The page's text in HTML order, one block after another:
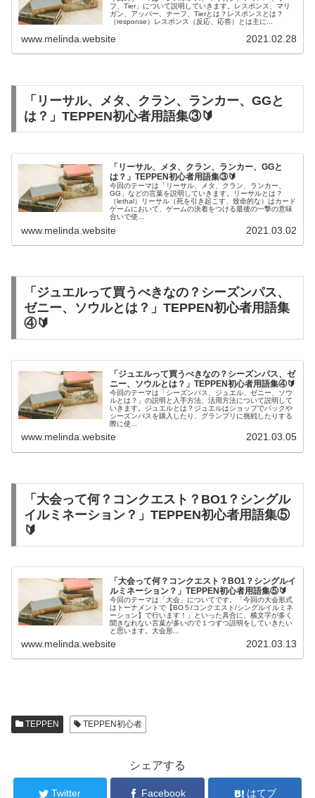
フ、Tier」について説明していきます。レスポンス、マリ
ガン、アッパー、ナーフ、Tierとは？レスポンスとは？
（response）レスポンス（反応、応答）とは主に...
www.melinda.website 2021.02.28
「リーサル、メタ、クラン、ランカー、GGと
は？」TEPPEN初心者用語集③🔰
「リーサル、メタ、クラン、ランカー、GGと
は？」TEPPEN初心者用語集③🔰
今回のテーマは「リーサル、メタ、クラン、ランカー、
GG」などの言葉を説明していきます。リーサルとは？
（lethal）リーサル（死を引き起こす、致命的な）はカード
ゲームにおいて、ゲームの決着をつける最後の一撃の意味
合いで使...
www.melinda.website 2021.03.02
「ジュエルって買うべきなの？シーズンパス、
ゼニー、ソウルとは？」TEPPEN初心者用語集
④🔰
「ジュエルって買うべきなの？シーズンパス、ゼ
ニー、ソウルとは？」TEPPEN初心者用語集④🔰
今回のテーマは「シーズンパス、ジュエル、ゼニー、ソウ
ルとは？」の説明と入手方法、活用方法について説明して
いきます。ジュエルとは？ジュエルはショップでパックや
シーズンパスを購入したり、グランプリに挑戦したりする
際に使...
www.melinda.website 2021.03.05
「大会って何？コンクエスト？BO1？シングル
イルミネーション？」TEPPEN初心者用語集⑤
🔰
「大会って何？コンクエスト？BO1？シングルイ
ルミネーション？」TEPPEN初心者用語集⑤🔰
今回のテーマは「大会」についてです。「今回の大会形式
はトーナメントで【BO５/コンクエスト/シングルイルミネ
ーション】で行います！」といった具合に、横文字が多く
聞きなれない言葉が多いので１つずつ説明をしていきたい
と思います。大会形...
www.melinda.website 2021.03.13
TEPPEN TEPPEN初心者
シェアする
Twitter Facebook はてブ